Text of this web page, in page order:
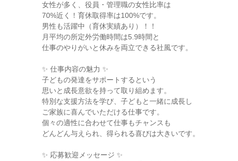
女性が多く、役員・管理職の女性比率は
70%近く！育休取得率は100%です。
男性も活躍中（育休実績あり）！！
月平均の所定外労働時間は5.9時間と
仕事のやりがいと休みを両立できる社風です。
✨ 仕事内容の魅力 ✨
子どもの発達をサポートするという
思いと成長意欲を持って取り組めます。
特別な支援方法を学び、子どもと一緒に成長し
ご家族に喜んでいただける仕事です。
個々の適性に合わせて仕事もチャンスも
どんどん与えられ、得られる喜びは大きいです。
✨ 応募歓迎メッセージ ✨